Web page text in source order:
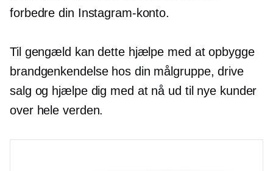
forbedre din Instagram-konto.
Til gengæld kan dette hjælpe med at opbygge
brandgenkendelse hos din målgruppe, drive
salg og hjælpe dig med at nå ud til nye kunder
over hele verden.